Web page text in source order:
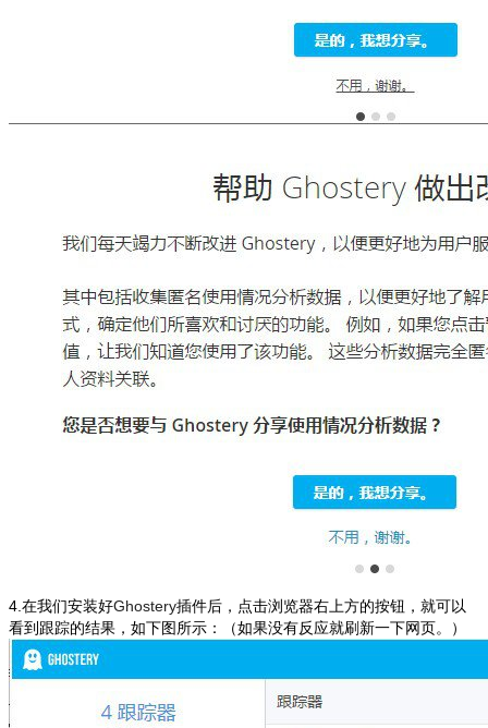
4.在我们安装好Ghostery插件后，点击浏览器右上方的按钮，就可以
看到跟踪的结果，如下图所示：（如果没有反应就刷新一下网页。）